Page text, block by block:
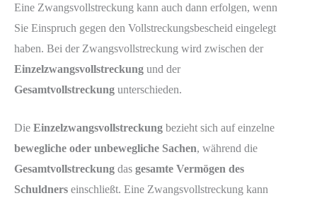
Eine Zwangsvollstreckung kann auch dann erfolgen, wenn
Sie Einspruch gegen den Vollstreckungsbescheid eingelegt
haben. Bei der Zwangsvollstreckung wird zwischen der
Einzelzwangsvollstreckung und der
Gesamtvollstreckung unterschieden.
Die Einzelzwangsvollstreckung bezieht sich auf einzelne
bewegliche oder unbewegliche Sachen, während die
Gesamtvollstreckung das gesamte Vermögen des
Schuldners einschließt. Eine Zwangsvollstreckung kann